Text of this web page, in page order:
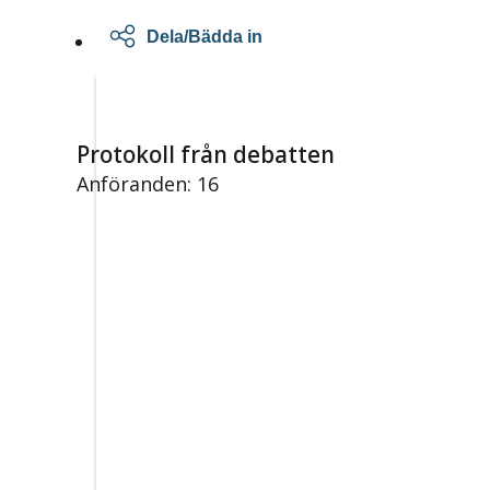
Dela/Bädda in
Protokoll från debatten
Anföranden: 16